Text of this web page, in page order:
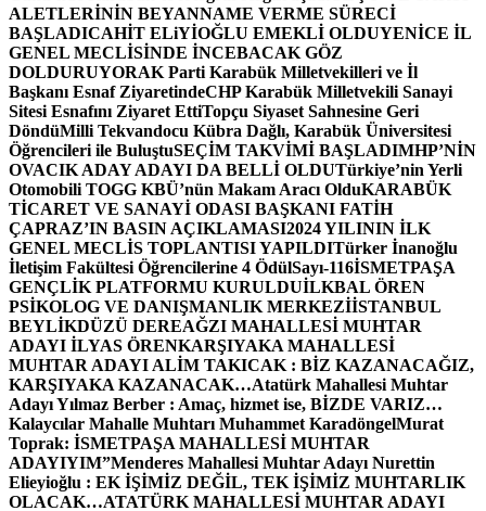
ALETLERİNİN BEYANNAME VERME SÜRECİ
BAŞLADICAHİT ELiYİOĞLU EMEKLİ OLDUYENİCE İL
GENEL MECLİSİNDE İNCEBACAK GÖZ
DOLDURUYORAK Parti Karabük Milletvekilleri ve İl
Başkanı Esnaf ZiyaretindeCHP Karabük Milletvekili Sanayi
Sitesi Esnafını Ziyaret EttiTopçu Siyaset Sahnesine Geri
DöndüMilli Tekvandocu Kübra Dağlı, Karabük Üniversitesi
Öğrencileri ile BuluştuSEÇİM TAKVİMİ BAŞLADIMHP’NİN
OVACIK ADAY ADAYI DA BELLİ OLDUTürkiye’nin Yerli
Otomobili TOGG KBÜ’nün Makam Aracı OlduKARABÜK
TİCARET VE SANAYİ ODASI BAŞKANI FATİH
ÇAPRAZ’IN BASIN AÇIKLAMASI2024 YILININ İLK
GENEL MECLİS TOPLANTISI YAPILDITürker İnanoğlu
İletişim Fakültesi Öğrencilerine 4 ÖdülSayı-116İSMETPAŞA
GENÇLİK PLATFORMU KURULDUİLKBAL ÖREN
PSİKOLOG VE DANIŞMANLIK MERKEZİİSTANBUL
BEYLİKDÜZÜ DEREAĞZI MAHALLESİ MUHTAR
ADAYI İLYAS ÖRENKARŞIYAKA MAHALLESİ
MUHTAR ADAYI ALİM TAKICAK : BİZ KAZANACAĞIZ,
KARŞIYAKA KAZANACAK…Atatürk Mahallesi Muhtar
Adayı Yılmaz Berber : Amaç, hizmet ise, BİZDE VARIZ…
Kalaycılar Mahalle Muhtarı Muhammet KaradöngelMurat
Toprak: İSMETPAŞA MAHALLESİ MUHTAR
ADAYIYIM”Menderes Mahallesi Muhtar Adayı Nurettin
Elieyioğlu : EK İŞİMİZ DEĞİL, TEK İŞİMİZ MUHTARLIK
OLACAK…ATATÜRK MAHALLESİ MUHTAR ADAYI